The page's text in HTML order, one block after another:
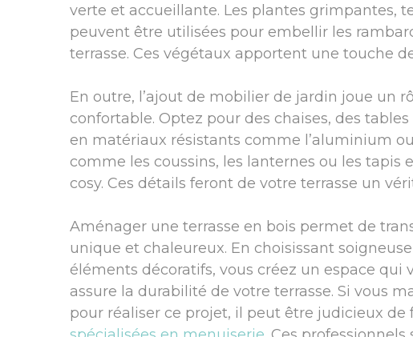
verte et accueillante. Les plantes grimpantes,
peuvent être utilisées pour embellir les
terrasse. Ces végétaux apportent une touche
En outre, l’ajout de mobilier de jardin joue un
confortable. Optez pour des chaises, des
en matériaux résistants comme l’aluminium
comme les coussins, les lanternes ou les
cosy. Ces détails feront de votre terrasse un
Aménager une terrasse en bois permet de
unique et chaleureux. En choisissant
éléments décoratifs, vous créez un espace qui
assure la durabilité de votre terrasse. Si vous
pour réaliser ce projet, il peut être judicieux de